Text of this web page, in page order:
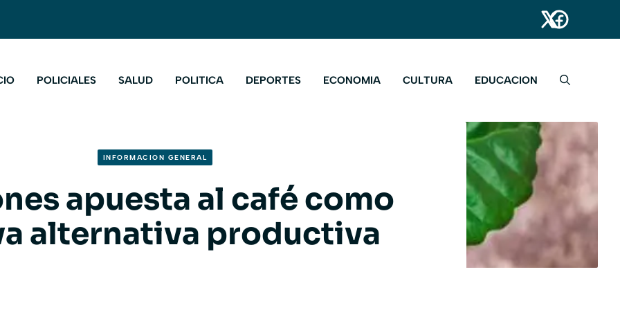
POLICIALES SALUD POLITICA DEPORTES ECONOMIA CULTURA EDUCACION
INFORMACION GENERAL
apuesta al café como
alternativa productiva